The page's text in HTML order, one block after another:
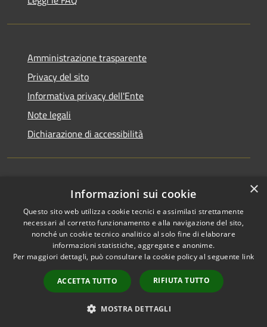
Amministrazione trasparente
Privacy del sito
Informativa privacy dell'Ente
Note legali
Dichiarazione di accessibilità
Newsletter
RSS
Accessibilità
Copyright © 2026 • Comune di
Municipium•
Accesso
redazione
×
Informazioni sui cookie
Questo sito web utilizza cookie tecnici e assimilati strettamente
necessari al corretto funzionamento e alla navigazione del sito,
nonché un cookie tecnico analitico al solo fine di elaborare
informazioni statistiche, aggregate e anonime.
Per maggiori dettagli, può consultare la cookie policy al seguente link
ACCETTA TUTTO RIFIUTA TUTTO
MOSTRA DETTAGLI